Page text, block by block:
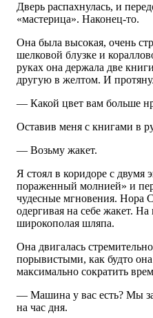
Дверь распахнулась, и
«мастерица». Наконец-то.
Она была высокая, очень
шелковой блузке и
руках она держала две
другую в желтом. И
— Какой цвет вам больше
Оставив меня с книгами в
— Возьму жакет.
Я стоял в коридоре с двумя
пораженный молнией» и
чудесные мгновения. Нора
одергивая на себе жакет. На
широкополая шляпа.
Она двигалась
порывистыми, как будто она
максимально сократить
— Машина у вас есть? Мы
на час дня.